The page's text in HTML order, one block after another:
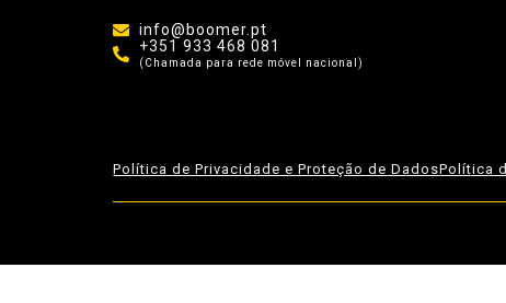
info@boomer.pt
+351 933 468 081
(Chamada para rede móvel nacional)
Política de Privacidade e Proteção de DadosPolítica